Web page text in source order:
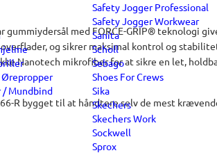
/ Mundbind
Safety Jogger Professional
Safety Jogger Workwear
Sanita
Scholl
Sebago
Shoes For Crews
Sika
Skechers
Skechers Work
Sockwell
Sprox
gummiydersål med FORCE-GRIP® teknologi
og sikrer maksimal kontrol og
Nanotech mikrofiber for at sikre en let,
R bygget til at håndtere selv de mest